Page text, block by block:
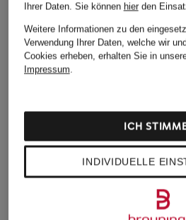
Weitere Kategorien
Abendkleider
Boots für Damen
Braune Stiefel für Damen
Ihrer Daten. Sie können hierden
Weitere Informationen zu den
Verwendung Ihrer Daten, welche wir
Cookies erheben, erhalten Sie in
Impressum.
INDIVIDUELLE
ICH